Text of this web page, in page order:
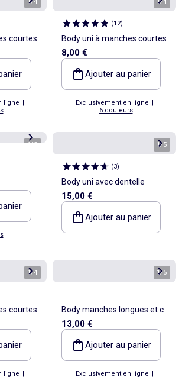
courtes
ligne |
(12)
Body uni à manches courtes
8,00 €
Ajouter au panier
Exclusivement en ligne |
6 couleurs
1/5 1/5
(3)
Body uni avec dentelle
15,00 €
Ajouter au panier
1/4
courtes
ligne |
1/5
Body manches longues et col
rond
13,00 €
Ajouter au panier
Exclusivement en ligne |